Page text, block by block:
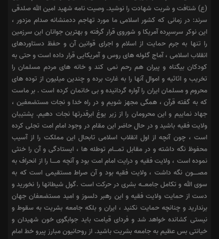
(ع) شتافت و شربت شهادت را نوشید. وصیت نامه شهید امین الله صلدقی
سرند: در زمانى که کشور اسلامى ما مورد تهاجم ددمنشانه صدام مزدور ،
این نوکر سرسپرده آمریکا و شوروى قرار گرفته و بهترین جوانان این سرزمین
را تنها به جرم حمایت از اسلام و اجراى قوانین آن و حفظ دستاوردهاى
انقلاب اسلامى ، آماج گلوله هاى روس و آمریکایى قرار داده است و حتى به
کودکان بیگناه و پیران هم رحم نمى کند و خانه هاى مردم مسلمان را
تخریب و اثاثیه و اموال آنها را به غارت برده و چندین میلیون از توده هاى
محروم و مسلمان ایران را آواره گردانیده و بى خانمان کرده است . بر ماست
که به گفته قرآن ، همگى مجهز شویم و در راه خدا و نجات مستضعفین ،
جهاد نماییم و این محرومان را از زیر یوغ ابرقدرتها نجات دهیم. پشتیبان
ولایت فقیه باشید و در حال حاضر این مقام در وجود امام امت تجلى کرده
است ، چون آنچه از اول انقلاب اسلامى تابحال این مملکت را از آسیب
محفوظ نگه داشته و در مقابل تمــــام توطئه ها ، ایستادگى و آن را خنثى
نموده است ، ولایت فقیه و درایت امام امت بود و آنچه مـــــا را از انحراف به
مصـــــون نگه داشت ، ولایت فقیه بود و آن صراط مستقیمى است که به
سوى الله و تکامل جامعـــه بشرى در حرکت است .گول شیطانها را نخورید و
دست از حمایت ولایت فقیه و این رهبر دلسوز و امید مستضعفان جهان
برندارید و چنانچه حمایت نکنید ، ایران و بلکه جامعه بشریت به سقوط و
نیستى کشانده خواهد شد و فرداى قیامت باید جوابگوى خون شهیدان و
خیانتى بس عظیم به جامعه بشریت باشید. از روحانیون مبارز پیرو خط امام